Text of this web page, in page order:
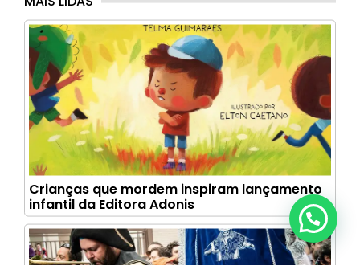
Crianças que mordem inspiram lançamento
infantil da Editora Adonis
Anunciar ou recomendar matéria